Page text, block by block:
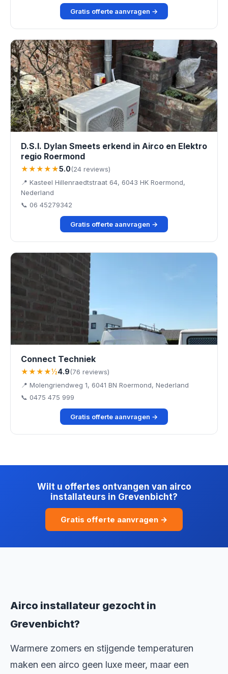
Gratis offerte aanvragen →
D.S.I. Dylan Smeets erkend in Airco en Elektro
regio Roermond
★★★★★5.0(24 reviews)
📍 Kasteel Hillenraedtstraat 64, 6043 HK Roermond,
Nederland
📞 06 45279342
Gratis offerte aanvragen →
Connect Techniek
★★★★½4.9(76 reviews)
📍 Molengriendweg 1, 6041 BN Roermond, Nederland
📞 0475 475 999
Gratis offerte aanvragen →
Wilt u offertes ontvangen van airco
installateurs in Grevenbicht?
Gratis offerte aanvragen →
Airco installateur gezocht in
Grevenbicht?
Warmere zomers en stijgende temperaturen
maken een airco geen luxe meer, maar een